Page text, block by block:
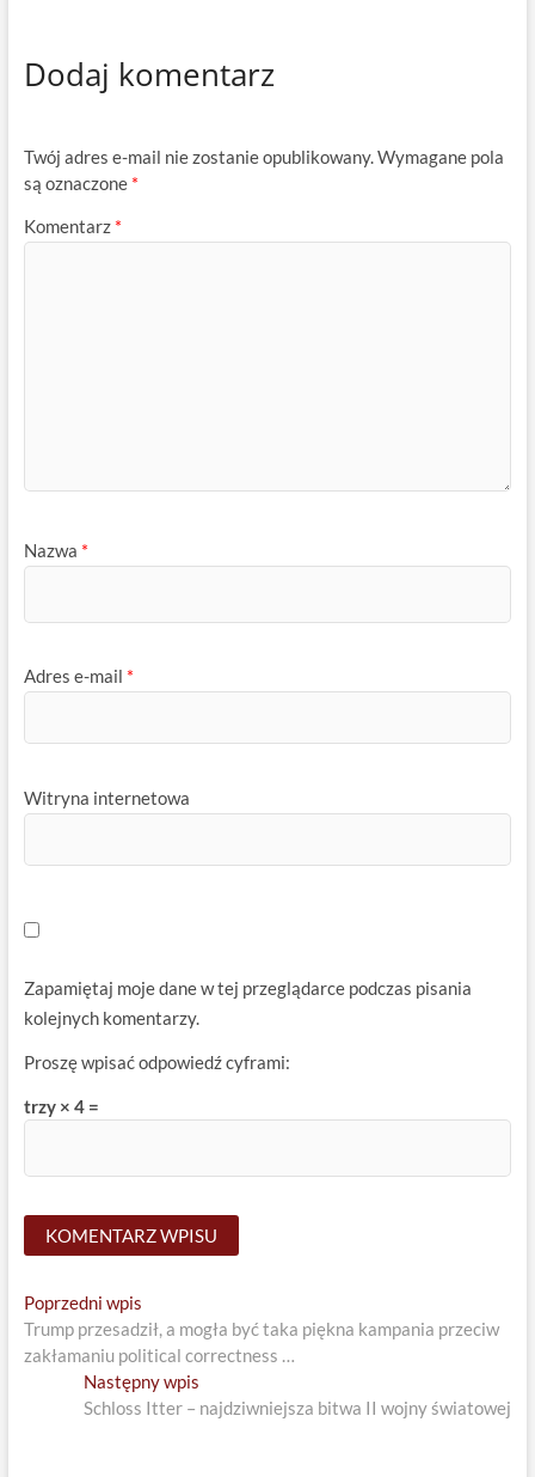
Dodaj komentarz
Twój adres e-mail nie zostanie opublikowany.Wymagane pola
są oznaczone *
Komentarz *
Nazwa *
Adres e-mail *
Witryna internetowa
Zapamiętaj moje dane w tej przeglądarce podczas pisania
kolejnych komentarzy.
Proszę wpisać odpowiedź cyframi:
trzy × 4 =
Nawigacja
wpisu
Poprzedni wpisPrevious
post:
Trump przesadził, a mogła być taka piękna kampania przeciw
zakłamaniu political correctness …
Następny wpis
post:
Schloss Itter – najdziwniejsza bitwa II wojny światowej